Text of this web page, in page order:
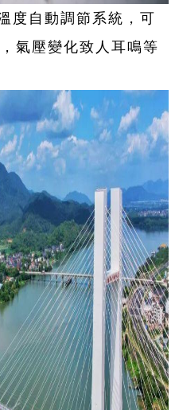
度自動調節系統，可
氣壓變化致人耳鳴等